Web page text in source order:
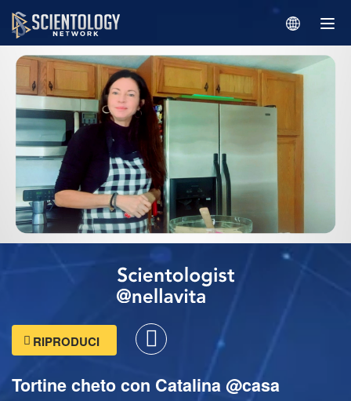
RIPRODUCI
Tortine cheto con Catalina @casa